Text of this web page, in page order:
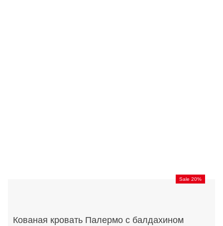
Sale 20%
Кованая кровать Палермо с балдахином